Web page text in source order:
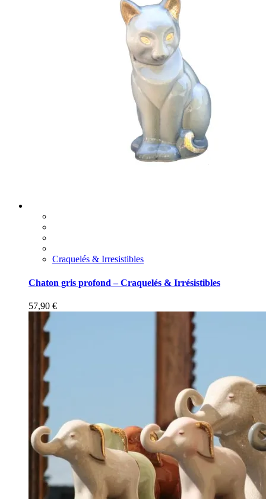
Craquelés & Irresistibles
Chaton gris profond – Craquelés & Irrésistibles
57,90 €